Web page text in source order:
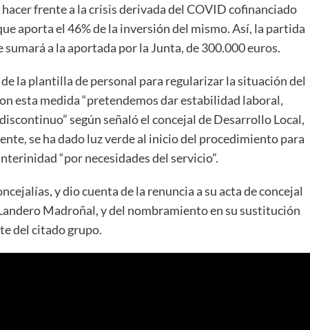
frente a la crisis derivada del COVID cofinanciado
aporta el 46% de la inversión del mismo. Así, la partida
a la aportada por la Junta, de 300.000 euros.
la plantilla de personal para regularizar la situación del
esta medida “pretendemos dar estabilidad laboral,
según señaló el concejal de Desarrollo Local,
se ha dado luz verde al inicio del procedimiento para
“por necesidades del servicio”.
y dio cuenta de la renuncia a su acta de concejal
Madroñal, y del nombramiento en su sustitución
del citado grupo.